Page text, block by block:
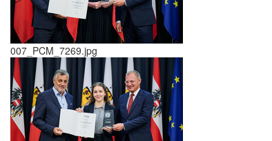
007_PCM_7269.jpg